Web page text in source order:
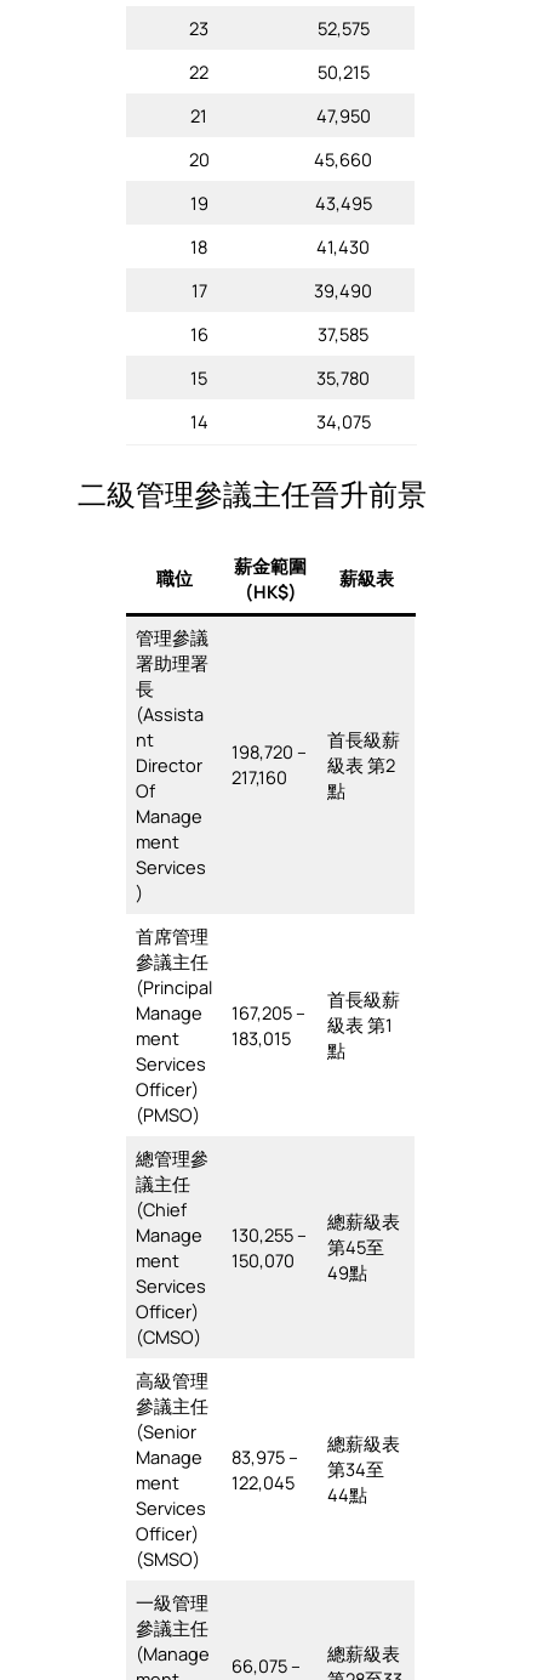
23
52,575
22
50,215
21
47,950
20
45,660
19
43,495
18
41,430
17
39,490
16
37,585
15
35,780
14
34,075
二級管理參議主任晉升前景
職位
薪金範圍
(HK$)
薪級表
管理參議
署助理署
長
(Assista
nt
Director
Of
Manage
ment
Services
)
198,720 –
217,160
首長級薪
級表 第2
點
首席管理
參議主任
(Principal
Manage
ment
Services
Officer)
(PMSO)
167,205 –
183,015
首長級薪
級表 第1
點
總管理參
議主任
(Chief
Manage
ment
Services
Officer)
(CMSO)
130,255 –
150,070
總薪級表
第45至
49點
高級管理
參議主任
(Senior
Manage
ment
Services
Officer)
(SMSO)
83,975 –
122,045
總薪級表
第34至
44點
一級管理
參議主任
(Manage
66,075 –
總薪級表